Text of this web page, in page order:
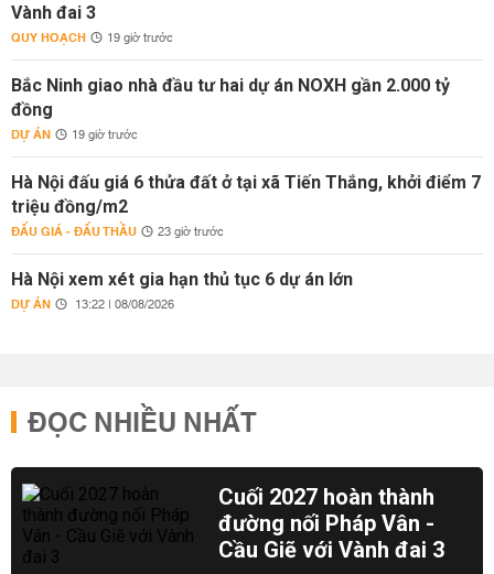
Vành đai 3
QUY HOẠCH 19 giờ trước
Bắc Ninh giao nhà đầu tư hai dự án NOXH gần 2.000 tỷ
đồng
DỰ ÁN 19 giờ trước
Hà Nội đấu giá 6 thửa đất ở tại xã Tiến Thắng, khởi điểm 7
triệu đồng/m2
ĐẤU GIÁ - ĐẤU THẦU 23 giờ trước
Hà Nội xem xét gia hạn thủ tục 6 dự án lớn
DỰ ÁN 13:22 | 08/08/2026
ĐỌC NHIỀU NHẤT
Cuối 2027 hoàn thành
đường nối Pháp Vân -
Cầu Giẽ với Vành đai 3